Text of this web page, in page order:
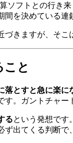
ソフトとの行き来
間を決めている連
きますが、そこ
と
とすと急に楽に
す。ガントチャ
るという発想です
出てくる判断